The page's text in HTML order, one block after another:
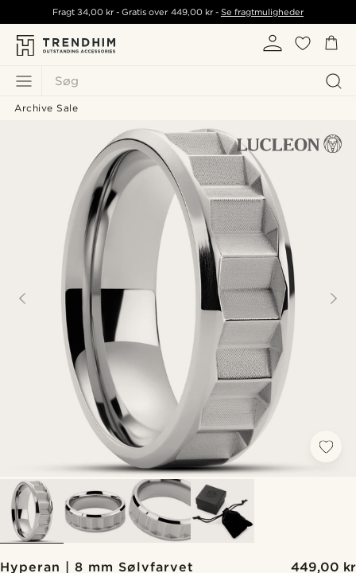
Søg
Fragt34,00 kr - Gratis over 449,00 kr- Se fragtmuligheder
Archive Sale
Hyperan | 8 mm Sølvfarvet
449,00 kr